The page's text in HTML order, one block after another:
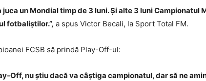
un Mondial timp de 3 luni. Și alte 3 luni Campionatul
fotbaliștilor.”, a spus Victor Becali, la Sport Total FM.
FCSB să prindă Play-Off-ul:
Off, nu știu dacă va câștiga campionatul, dar să ne